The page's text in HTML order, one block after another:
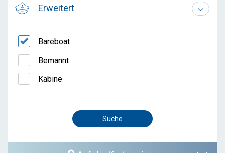
Erweitert
Bareboat
Bemannt
Kabine